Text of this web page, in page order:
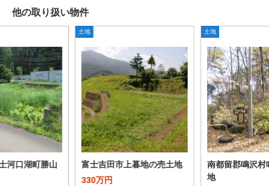
他の取り扱い物件
河口湖町勝山
土地
富士吉田市上暮地の売土地
330万円
土地
南都留郡鳴沢村
地